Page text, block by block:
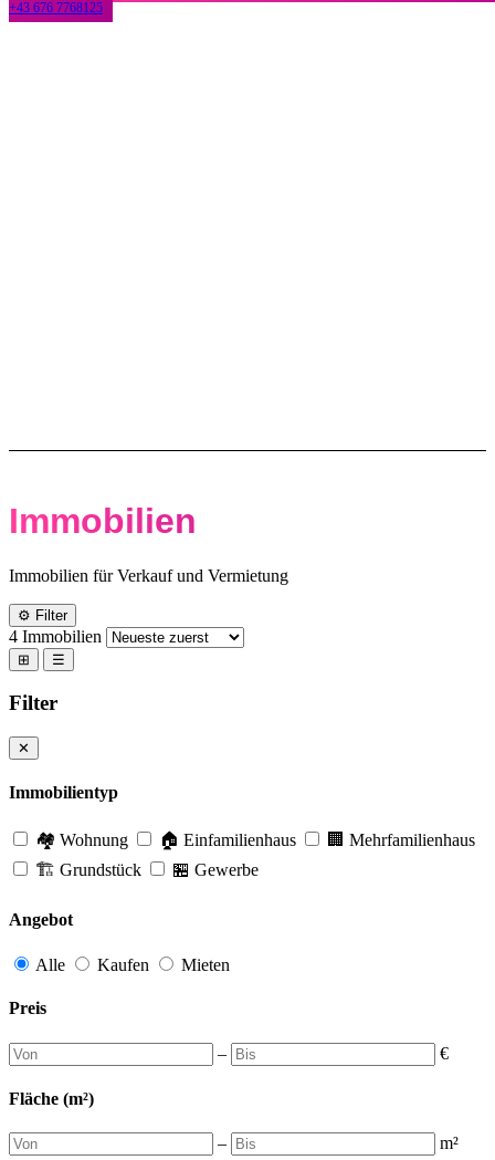
+43 676 7768125
Immobilien
Immobilien für Verkauf und Vermietung
⚙ Filter
4 Immobilien
⊞ ☰
Filter
✕
Immobilientyp
🏘️ Wohnung 🏠 Einfamilienhaus
🏢 Mehrfamilienhaus
🏗️ Grundstück
🏪 Gewerbe
Angebot
Alle Kaufen Mieten
Preis
– €
Fläche (m²)
– m²